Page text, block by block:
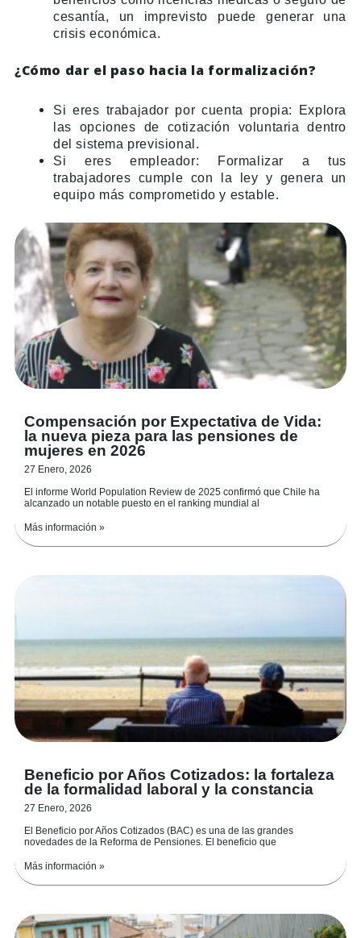
cesantía, un imprevisto puede generar una
crisis económica.
¿Cómo dar el paso hacia la formalización?
Si eres trabajador por cuenta propia: Explora
las opciones de cotización voluntaria dentro
del sistema previsional.
Si eres empleador: Formalizar a tus
trabajadores cumple con la ley y genera un
equipo más comprometido y estable.
Compensación por Expectativa de Vida:
la nueva pieza para las pensiones de
mujeres en 2026
27 Enero, 2026
El informe World Population Review de 2025 confirmó que Chile ha
alcanzado un notable puesto en el ranking mundial al
Más información »
Beneficio por Años Cotizados: la fortaleza
de la formalidad laboral y la constancia
27 Enero, 2026
El Beneficio por Años Cotizados (BAC) es una de las grandes
novedades de la Reforma de Pensiones. El beneficio que
Más información »